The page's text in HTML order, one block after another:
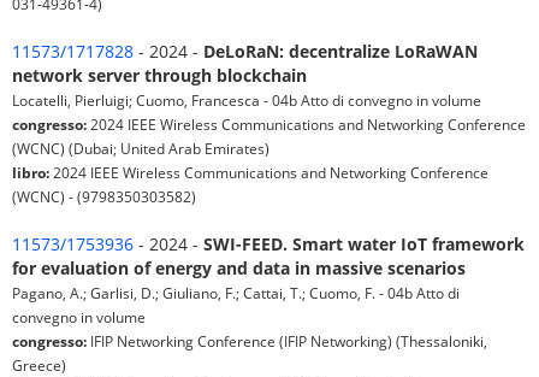
11573/1717828 - 2024 - DeLoRaN: decentralize LoRaWAN
network server through blockchain
Locatelli, Pierluigi; Cuomo, Francesca - 04b Atto di convegno in volume
congresso: 2024 IEEE Wireless Communications and Networking Conference
(WCNC) (Dubai; United Arab Emirates)
libro: 2024 IEEE Wireless Communications and Networking Conference
(WCNC) - (9798350303582)
11573/1753936 - 2024 - SWI-FEED. Smart water IoT framework
for evaluation of energy and data in massive scenarios
Pagano, A.; Garlisi, D.; Giuliano, F.; Cattai, T.; Cuomo, F. - 04b Atto di
convegno in volume
congresso: IFIP Networking Conference (IFIP Networking) (Thessaloniki,
Greece)